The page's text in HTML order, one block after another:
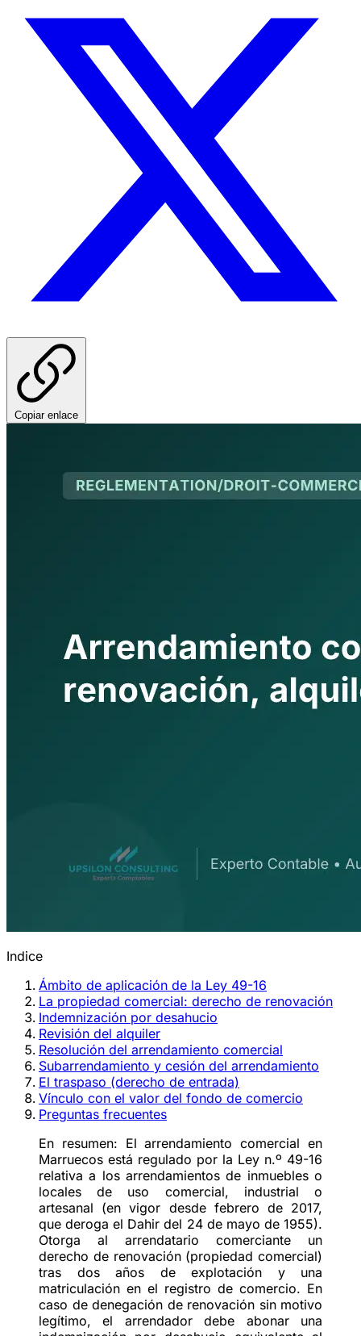
Copiar enlace
Indice
Ámbito de aplicación de la Ley 49-16
La propiedad comercial: derecho de renovación
Indemnización por desahucio
Revisión del alquiler
Resolución del arrendamiento comercial
Subarrendamiento y cesión del arrendamiento
El traspaso (derecho de entrada)
Vínculo con el valor del fondo de comercio
Preguntas frecuentes
En resumen: Elarrendamiento comercial en
Marruecos está regulado por la Ley n.º 49-16
relativa a los arrendamientos de inmuebles o
locales de uso comercial, industrial o
artesanal (en vigor desde febrero de 2017,
que deroga el Dahir del 24 de mayo de 1955).
Otorga al arrendatario comerciante un
derecho de renovación(propiedad comercial)
tras dos años de explotación y una
matriculación en el registro de comercio. En
caso de denegación de renovación sin motivo
legítimo, el arrendador debe abonar una